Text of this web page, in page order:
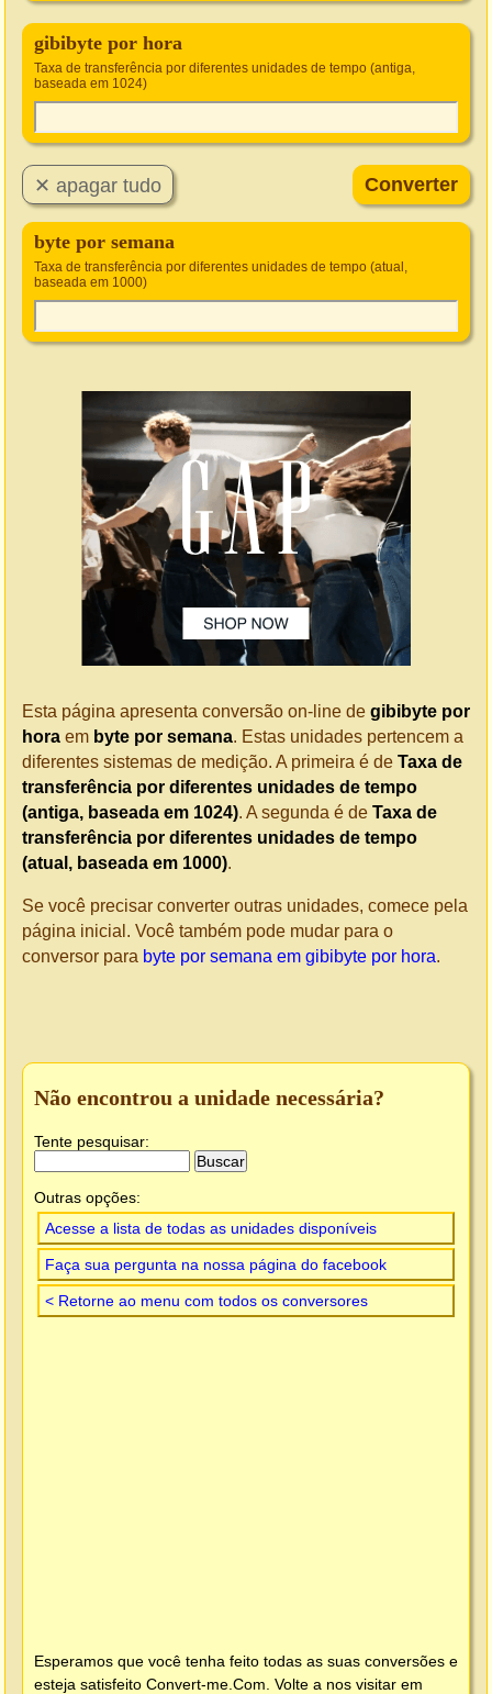
gibibyte por hora
Taxa de transferência por diferentes unidades de tempo (antiga,
baseada em 1024)
byte por semana
Taxa de transferência por diferentes unidades de tempo (atual,
baseada em 1000)
Esta página apresenta conversão on-line de gibibyte por
hora em byte por semana. Estas unidades pertencem a
diferentes sistemas de medição. A primeira é de Taxa de
transferência por diferentes unidades de tempo
(antiga, baseada em 1024). A segunda é de Taxa de
transferência por diferentes unidades de tempo
(atual, baseada em 1000).
Se você precisar converter outras unidades, comece pela
página inicial. Você também pode mudar para o
conversor para byte por semana em gibibyte por hora.
Não encontrou a unidade necessária?
Tente pesquisar:
Outras opções:
Acesse a lista de todas as unidades disponíveis
Faça sua pergunta na nossa página do facebook
< Retorne ao menu com todos os conversores
Esperamos que você tenha feito todas as suas conversões e
esteja satisfeito Convert-me.Com . Volte a nos visitar em